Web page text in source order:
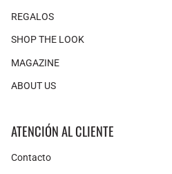
REGALOS
SHOP THE LOOK
MAGAZINE
ABOUT US
ATENCIÓN AL CLIENTE
Contacto